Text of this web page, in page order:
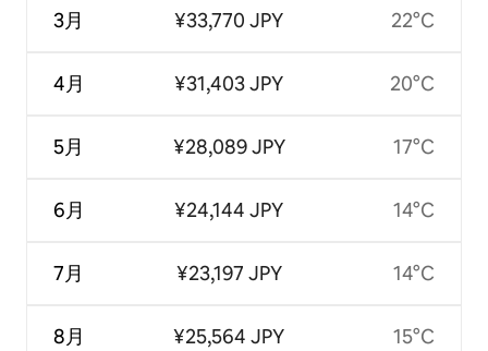
3月
4月
5月
6月
7月
8月
¥33,770 JPY
¥31,403 JPY
¥28,089 JPY
¥24,144 JPY
¥23,197 JPY
¥25,564 JPY
22°C
20°C
17°C
14°C
14°C
15°C